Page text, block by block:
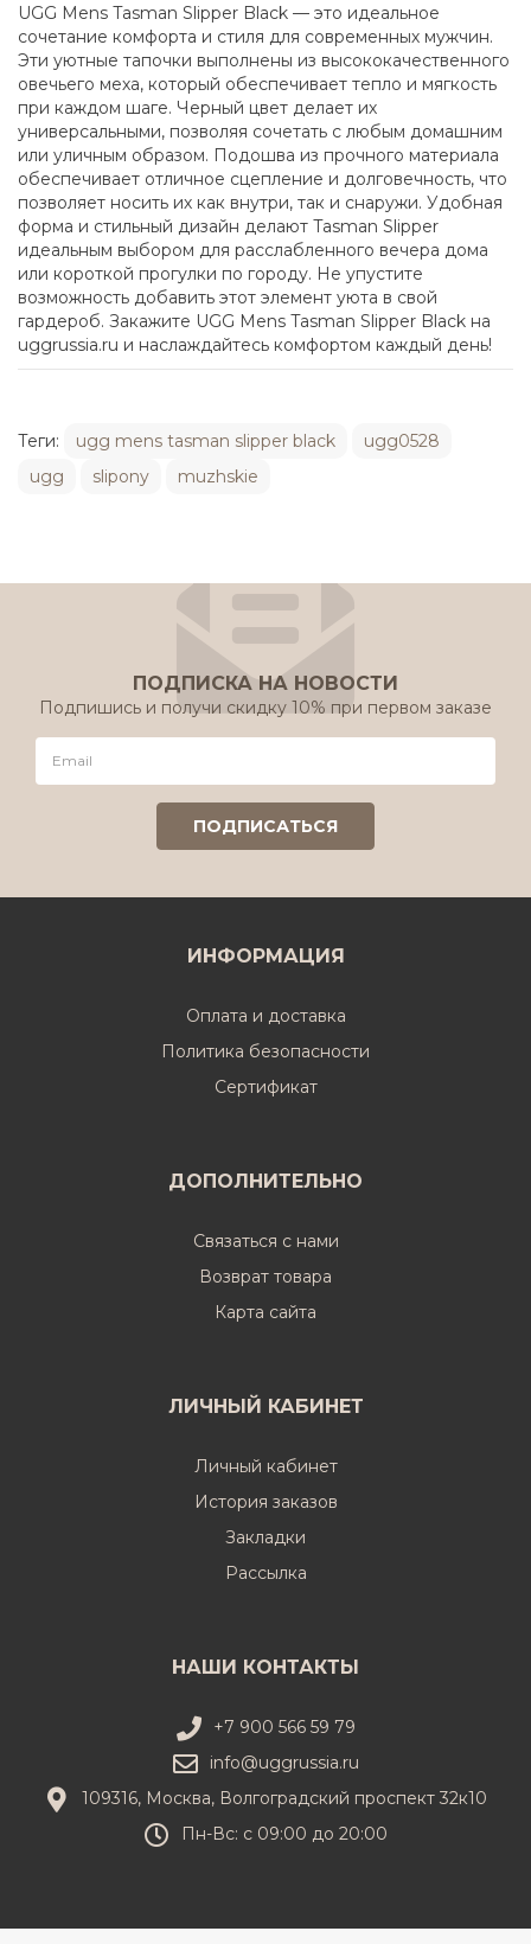
UGG Mens Tasman Slipper Black — это идеальное
сочетание комфорта и стиля для современных мужчин.
Эти уютные тапочки выполнены из высококачественного
овечьего меха, который обеспечивает тепло и мягкость
при каждом шаге. Черный цвет делает их
универсальными, позволяя сочетать с любым домашним
или уличным образом. Подошва из прочного материала
обеспечивает отличное сцепление и долговечность, что
позволяет носить их как внутри, так и снаружи. Удобная
форма и стильный дизайн делают Tasman Slipper
идеальным выбором для расслабленного вечера дома
или короткой прогулки по городу. Не упустите
возможность добавить этот элемент уюта в свой
гардероб. Закажите UGG Mens Tasman Slipper Black на
uggrussia.ru и наслаждайтесь комфортом каждый день!
Теги: ugg mens tasman slipper black
ugg0528
ugg
slipony muzhskie
ПОДПИСКА НА НОВОСТИ
Подпишись и получи скидку 10% при первом заказе
ИНФОРМАЦИЯ
Оплата и доставка
Политика безопасности
Cертификат
ДОПОЛНИТЕЛЬНО
Связаться с нами
Возврат товара
Карта сайта
ЛИЧНЫЙ КАБИНЕТ
Личный кабинет
История заказов
Закладки
Рассылка
НАШИ КОНТАКТЫ
+7 900 566 59 79
info@uggrussia.ru
109316, Москва, Волгоградский проспект 32к10
Пн-Вс: с 09:00 до 20:00